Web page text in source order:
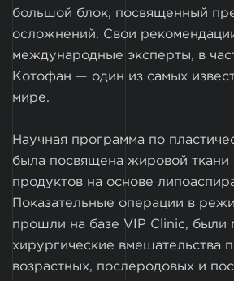
большой блок, посвященный
осложнений. Свои
международные эксперты, в
Котофан — один из самых
мире.
Научная программа по
была посвящена жировой
продуктов на основе
Показательные операции в
прошли на базе VIP Clinic, были
хирургические вмешательства
возрастных, послеродовых и